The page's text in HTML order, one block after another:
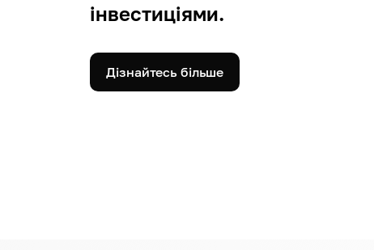
інвестиціями.
Дізнайтесь більше